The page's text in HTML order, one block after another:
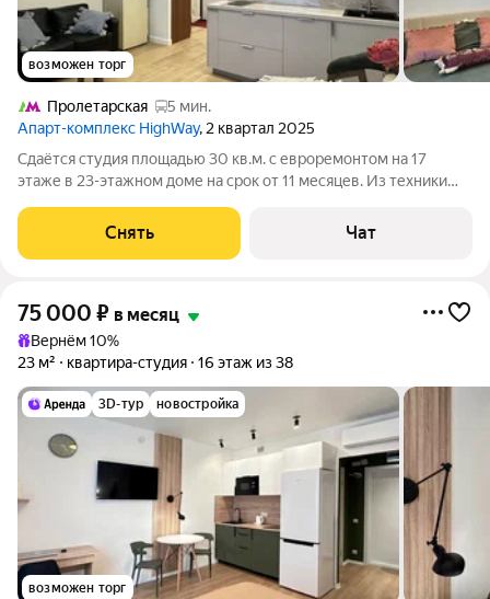
возможен торг
Пролетарская
5 мин.
Апарт-комплекс HighWay, 2 квартал 2025
Сдаётся студия площадью 30 кв.м. с евроремонтом на 17
этаже в 23-этажном доме на срок от 11 месяцев. Из техники
двор. Есть консьерж. В подъезде
Снять Чат
75 000 ₽ в месяц
Вернём 10%
23 м²
квартира-студия 16 этаж из 38
3D-тур новостройка
возможен торг